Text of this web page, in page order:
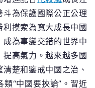
為保護國際公正公理
摸索為寬大成長中國
為事變交錯的世界中
高氣力。越來越多國
楚和鑒戒中國之治、
“中國要挾論”。習近